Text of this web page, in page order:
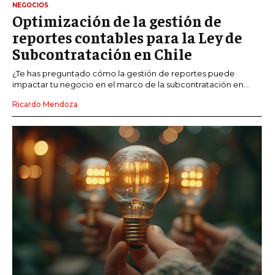
NEGOCIOS
Optimización de la gestión de
reportes contables para la Ley de
Subcontratación en Chile
¿Te has preguntado cómo la gestión de reportes puede
impactar tu negocio en el marco de la subcontratación en...
Ricardo Mendoza